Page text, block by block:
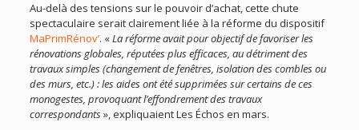
Au-delà des tensions sur le pouvoir d’achat, cette chute
spectaculaire serait clairement liée à la réforme du dispositif
MaPrimRénov’. «La réforme avait pour objectif de favoriser les
rénovations globales, réputées plus efficaces, au détriment des
travaux simples (changement de fenêtres, isolation des combles ou
des murs, etc.) : les aides ont été supprimées sur certains de ces
monogestes, provoquant l’effondrement des travaux
correspondants», expliquaient Les Échos en mars.